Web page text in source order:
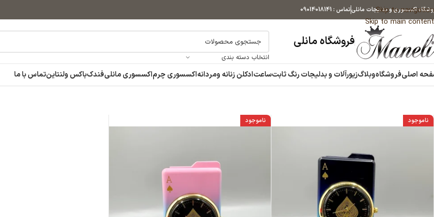
Skip to navigation
Skip to main content
اکسسوری و بدلیجات مانلیتماس : 09014018141
فروشگاه مانلی
انتخاب دسته بندی
اصلیفروشگاهوبلاگزیورآلات و بدلیجات رنگ ثابتساعتادکلن زنانه ومردانهاکسسوری چرماکسسوری مانلیفندکباکس ولنتاینتماس با ما
ناموجود ناموجود